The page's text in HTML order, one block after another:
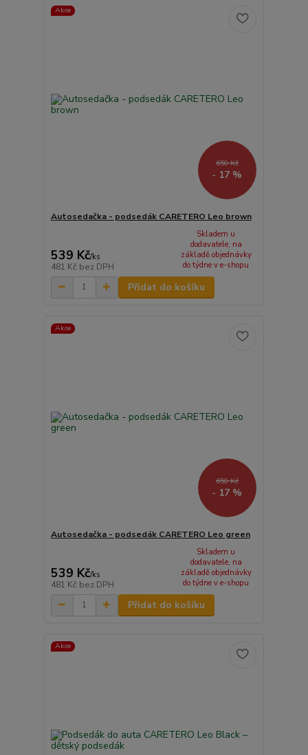
Akce
650 Kč
- 17 %
Autosedačka - podsedák CARETERO Leo brown
539 Kč/ks
481 Kč bez DPH
Skladem u
dodavatele, na
základě objednávky
do týdne v e-shopu
Přidat do košíku
Akce
650 Kč
- 17 %
Autosedačka - podsedák CARETERO Leo green
539 Kč/ks
481 Kč bez DPH
Skladem u
dodavatele, na
základě objednávky
do týdne v e-shopu
Přidat do košíku
Akce